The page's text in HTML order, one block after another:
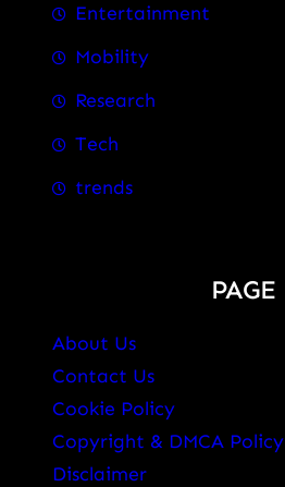
Entertainment
Mobility
Research
Tech
trends
PAGE
About Us
Contact Us
Cookie Policy
Copyright & DMCA Policy
Disclaimer